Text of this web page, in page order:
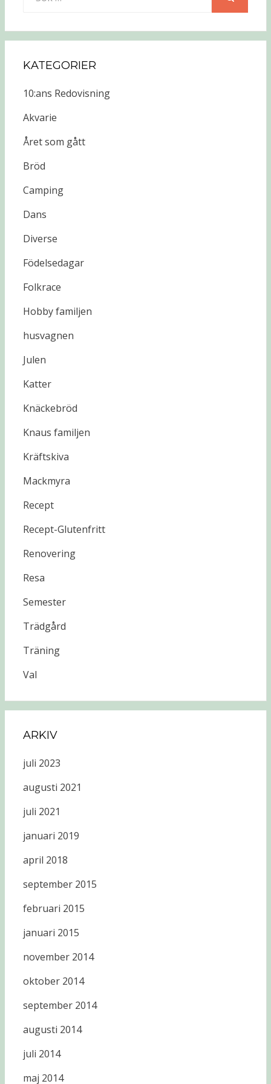
efter:
KATEGORIER
10:ans Redovisning
Akvarie
Året som gått
Bröd
Camping
Dans
Diverse
Födelsedagar
Folkrace
Hobby familjen
husvagnen
Julen
Katter
Knäckebröd
Knaus familjen
Kräftskiva
Mackmyra
Recept
Recept-Glutenfritt
Renovering
Resa
Semester
Trädgård
Träning
Val
ARKIV
juli 2023
augusti 2021
juli 2021
januari 2019
april 2018
september 2015
februari 2015
januari 2015
november 2014
oktober 2014
september 2014
augusti 2014
juli 2014
maj 2014